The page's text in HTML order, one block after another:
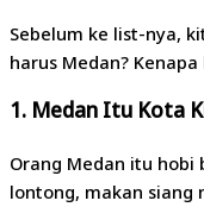
Sebelum ke list-nya,
harus Medan?
1. Medan Itu Kota
Orang Medan itu hobi
lontong, makan siang